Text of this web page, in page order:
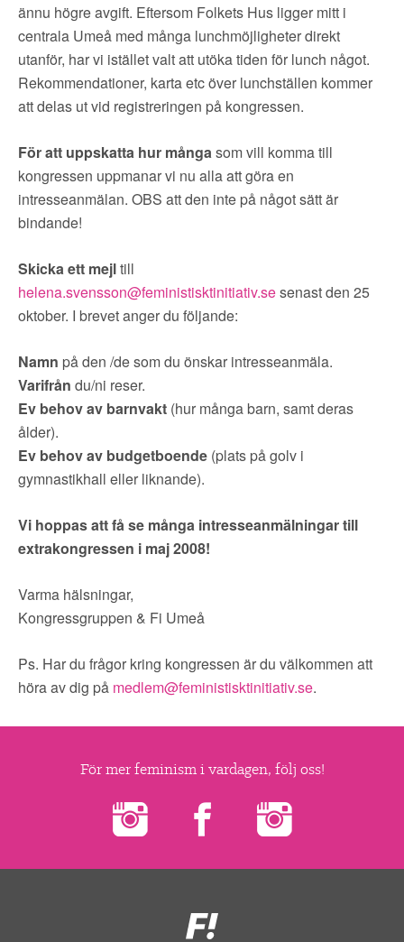
ännu högre avgift. Eftersom Folkets Hus ligger mitt i
centrala Umeå med många lunchmöjligheter direkt
utanför, har vi istället valt att utöka tiden för lunch något.
Rekommendationer, karta etc över lunchställen kommer
att delas ut vid registreringen på kongressen.
För att uppskatta hur mångasom vill komma till
kongressen uppmanar vi nu alla att göra en
intresseanmälan. OBS att den inte på något sätt är
bindande!
Skicka ett mejltill
helena.svensson@feministisktinitiativ.sesenast den 25
oktober. I brevet anger du följande:
Namn på den /de som du önskar intresseanmäla.
Varifrån du/ni reser.
Ev behov av barnvakt (hur många barn, samt deras
ålder).
Ev behov av budgetboende (plats på golv i
gymnastikhall eller liknande).
Vi hoppas att få se många intresseanmälningar till
extrakongressen i maj 2008!
Varma hälsningar,
Kongressgruppen & Fi Umeå
Ps. Har du frågor kring kongressen är du välkommen att
höra av dig på medlem@feministisktinitiativ.se.
För mer feminism i vardagen, följ oss!
Feministiskt
initiativ